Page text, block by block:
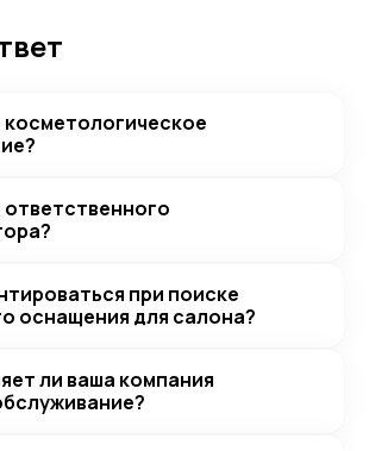
косметологическое
ответственного
при поиске
оснащения для салона?
ли ваша компания